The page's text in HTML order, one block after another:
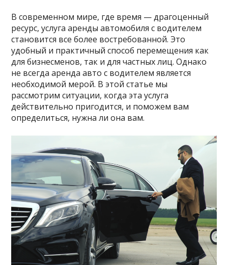
В современном мире, где время — драгоценный
ресурс, услуга аренды автомобиля с водителем
становится все более востребованной. Это
удобный и практичный способ перемещения как
для бизнесменов, так и для частных лиц. Однако
не всегда аренда авто с водителем является
необходимой мерой. В этой статье мы
рассмотрим ситуации, когда эта услуга
действительно пригодится, и поможем вам
определиться, нужна ли она вам.